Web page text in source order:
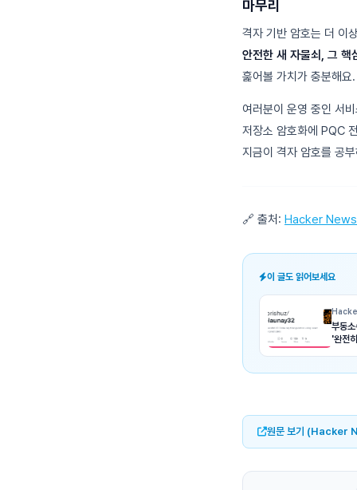
마무리
격자 기반 암호는 더 이
안전한 새 자물쇠, 그 핵
훑어볼 가치가 충분해요.
여러분이 운영 중인 서
저장소 암호화에 PQC
지금이 격자 암호를 공
🔗 출처: Hacker News
이 글도 읽어보세요
부동
'완전
원문 보기 (Hacker